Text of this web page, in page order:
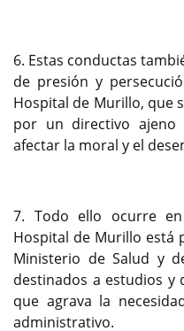
6. Estas conductas
de presión y
Hospital de Murillo, que
por un directivo
afectar la moral y el
7. Todo ello ocurre
Hospital de Murillo está
Ministerio de Salud y
destinados a estudios y
que agrava la
administrativo.